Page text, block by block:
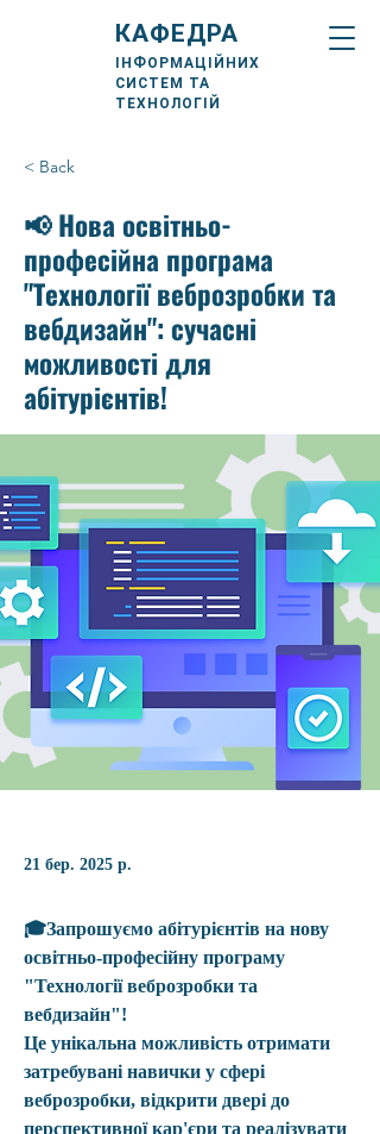
КАФЕДРА
ІНФОРМАЦІЙНИХ
СИСТЕМ ТА
ТЕХНОЛОГІЙ
< Back
📢 Нова освітньо-
професійна програма
"Технології веброзробки та
вебдизайн": сучасні
можливості для
абітурієнтів!
21 бер. 2025 р.
🎓Запрошуємо абітурієнтів на нову
освітньо-професійну програму
"Технології веброзробки та
вебдизайн"!
Це унікальна можливість отримати
затребувані навички у сфері
веброзробки, відкрити двері до
перспективної кар'єри та реалізувати